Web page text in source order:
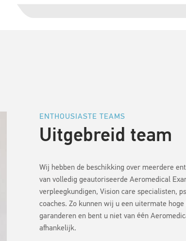
ENTHOUSIASTE TEAMS
Uitgebreid team
Wij hebben de beschikking over meerdere
van volledig geautoriseerde Aeromedical
verpleegkundigen, Vision care specialisten,
coaches. Zo kunnen wij u een uitermate
garanderen en bent u niet van één
afhankelijk.